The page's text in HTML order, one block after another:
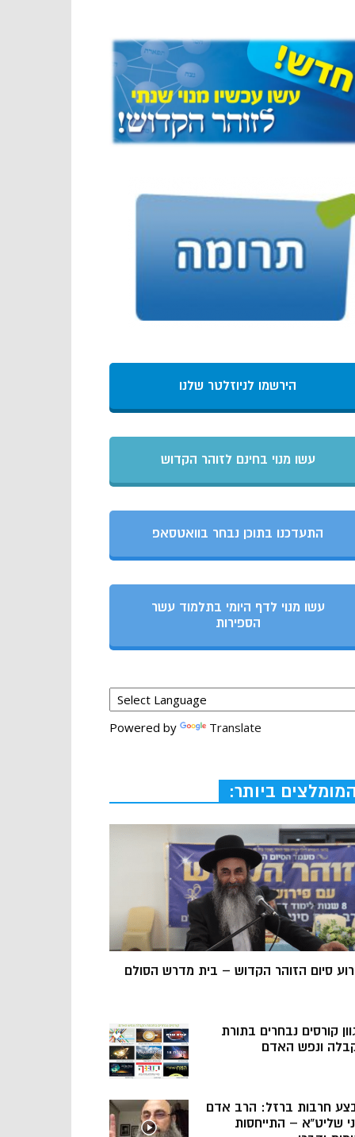
הירשמו לניוזלטר שלנו
עשו מנוי בחינם לזוהר הקדוש
התעדכנו בתוכן נבחר בוואטסאפ
עשו מנוי לדף היומי בתלמוד עשר
הספירות
Powered by Translate
המומלצים ביותר:
סיום הזוהר הקדוש – בית מדרש הסולם
קורסים נבחרים בתורת
ונפש האדם
חרבות ברזל: הרב אדם
שליט”א – התייחסות